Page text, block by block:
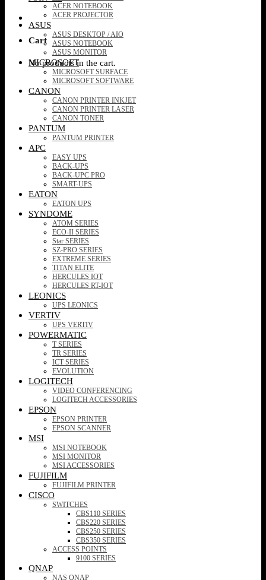
Cart
No products in the cart.
ACER NOTEBOOK
ACER PROJECTOR
ASUS
ASUS DESKTOP / AIO
ASUS NOTEBOOK
ASUS MONITOR
MICROSOFT
MICROSOFT SURFACE
MICROSOFT SOFTWARE
CANON
CANON PRINTER INKJET
CANON PRINTER LASER
CANON TONER
PANTUM
PANTUM PRINTER
APC
EASY UPS
BACK-UPS
BACK-UPC PRO
SMART-UPS
EATON
EATON UPS
SYNDOME
ATOM SERIES
ECO-II SERIES
Star SERIES
SZ-PRO SERIES
EXTREME SERIES
TITAN ELITE
HERCULES IOT
HERCULES RT-IOT
LEONICS
UPS LEONICS
VERTIV
UPS VERTIV
POWERMATIC
T SERIES
TR SERIES
ICT SERIES
EVOLUTION
LOGITECH
VIDEO CONFERENCING
LOGITECH ACCESSORIES
EPSON
EPSON PRINTER
EPSON SCANNER
MSI
MSI NOTEBOOK
MSI MONITOR
MSI ACCESSORIES
FUJIFILM
FUJIFILM PRINTER
CISCO
SWITCHES
CBS110 SERIES
CBS220 SERIES
CBS250 SERIES
CBS350 SERIES
ACCESS POINTS
9100 SERIES
QNAP
NAS QNAP